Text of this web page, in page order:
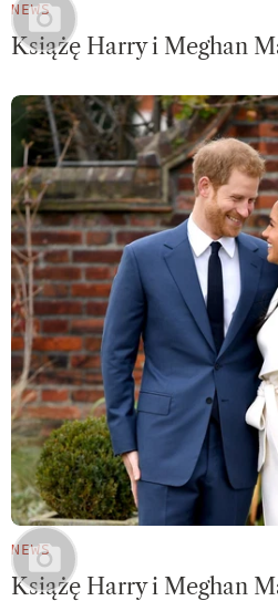
NEWS
Książę Harry i Meghan
NEWS
Książę Harry i Meghan